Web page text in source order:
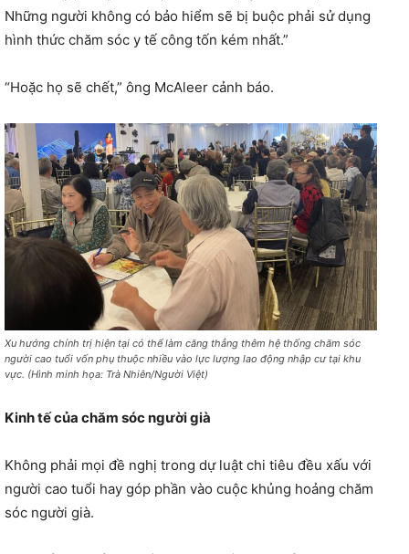
Những người không có bảo hiểm sẽ bị buộc phải sử dụng
hình thức chăm sóc y tế công tốn kém nhất.”
“Hoặc họ sẽ chết,” ông McAleer cảnh báo.
Xu hướng chính trị hiện tại có thể làm căng thẳng thêm hệ thống chăm sóc
người cao tuổi vốn phụ thuộc nhiều vào lực lượng lao động nhập cư tại khu
vực. (Hình minh họa: Trà Nhiên/Người Việt)
Kinh tế của chăm sóc người già
Không phải mọi đề nghị trong dự luật chi tiêu đều xấu với
người cao tuổi hay góp phần vào cuộc khủng hoảng chăm
sóc người già.